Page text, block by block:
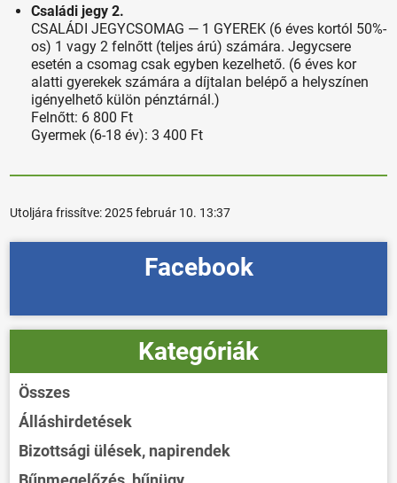
Családi jegy 2.
CSALÁDI JEGYCSOMAG — 1 GYEREK (6 éves kortól 50%-
os) 1 vagy 2 felnőtt (teljes árú) számára. Jegycsere
esetén a csomag csak egyben kezelhető. (6 éves kor
alatti gyerekek számára a díjtalan belépő a helyszínen
igényelhető külön pénztárnál.)
Felnőtt: 6 800 Ft
Gyermek (6-18 év): 3 400 Ft
Utoljára frissítve:2025 február 10. 13:37
Facebook
Kategóriák
Összes
Álláshirdetések
Bizottsági ülések, napirendek